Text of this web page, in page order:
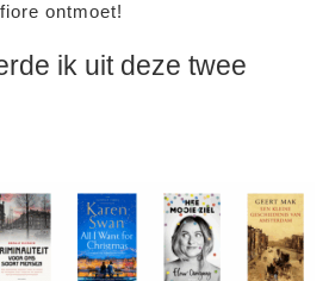
ontmoet!
ik uit deze twee